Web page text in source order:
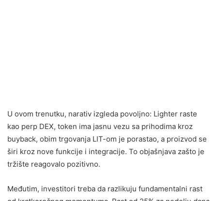
U ovom trenutku, narativ izgleda povoljno: Lighter raste
kao perp DEX, token ima jasnu vezu sa prihodima kroz
buyback, obim trgovanja LIT-om je porastao, a proizvod se
širi kroz nove funkcije i integracije. To objašnjava zašto je
tržište reagovalo pozitivno.
Međutim, investitori treba da razlikuju fundamentalni rast